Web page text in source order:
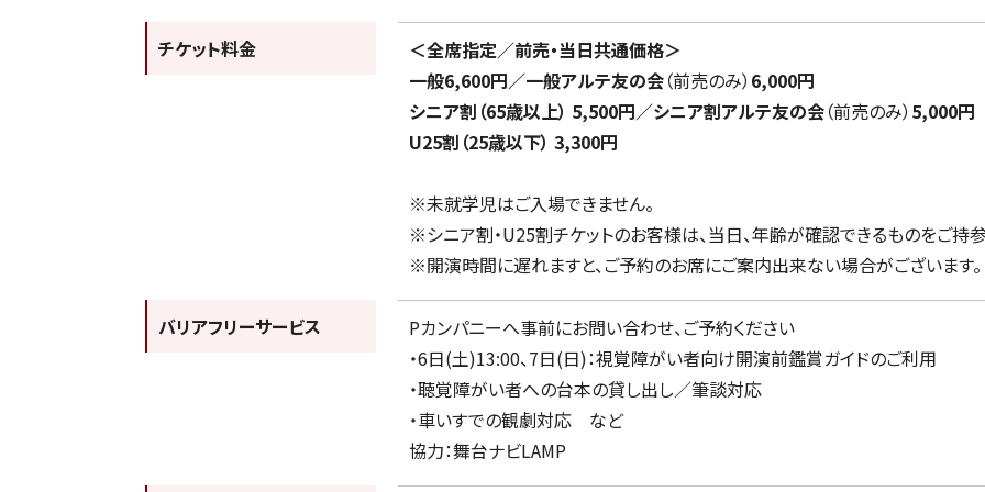
チケット料金
＜全席指定／前売・当日共通価格＞
一般6,600円／一般アルテ友の会（前売のみ） 6,000円
シニア割（65歳以上） 5,500円／シニア割アルテ友の会（前売のみ） 5,000円
U25割（25歳以下） 3,300円
※未就学児はご入場できません。
※シニア割・U25割チケットのお客様は、当日、年齢が確認できるものをご持参
※開演時間に遅れますと、ご予約のお席にご案内出来ない場合がございます。
バリアフリーサービス
Pカンパニーへ事前にお問い合わせ、ご予約ください
・6日(土)13:00、7日(日)：視覚障がい者向け開演前鑑賞ガイドのご利用
・聴覚障がい者への台本の貸し出し／筆談対応
・車いすでの観劇対応 など
協力：舞台ナビLAMP